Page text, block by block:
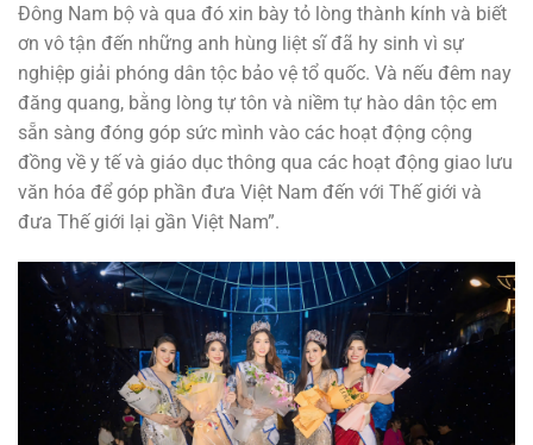
Đông Nam bộ và qua đó xin bày tỏ lòng thành kính và biết
ơn vô tận đến những anh hùng liệt sĩ đã hy sinh vì sự
nghiệp giải phóng dân tộc bảo vệ tổ quốc. Và nếu đêm nay
đăng quang, bằng lòng tự tôn và niềm tự hào dân tộc em
sẵn sàng đóng góp sức mình vào các hoạt động cộng
đồng về y tế và giáo dục thông qua các hoạt động giao lưu
văn hóa để góp phần đưa Việt Nam đến với Thế giới và
đưa Thế giới lại gần Việt Nam”.